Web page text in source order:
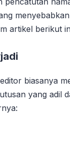
artikel berikut
biasanya
yang adil